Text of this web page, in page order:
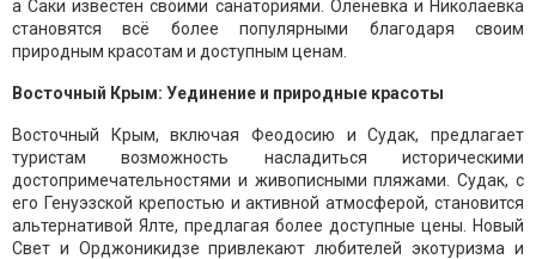
а Саки известен своими санаториями. Оленевка и Николаевка
становятся всё более популярными благодаря своим
природным красотам и доступным ценам.
Восточный Крым: Уединение и природные красоты
Восточный Крым, включая Феодосию и Судак, предлагает
туристам возможность насладиться историческими
достопримечательностями и живописными пляжами. Судак, с
его Генуэзской крепостью и активной атмосферой, становится
альтернативой Ялте, предлагая более доступные цены. Новый
Свет и Орджоникидзе привлекают любителей экотуризма и